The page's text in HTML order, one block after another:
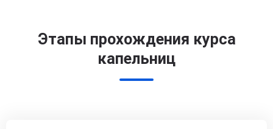
Этапы прохождения курса
капельниц